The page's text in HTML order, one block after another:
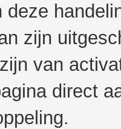
deze
zijn
van
direct